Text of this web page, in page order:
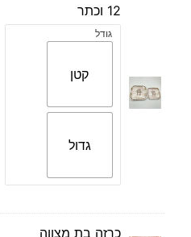
12 וכתר
גודל
קטן
גדול
כרזה בת מצווה